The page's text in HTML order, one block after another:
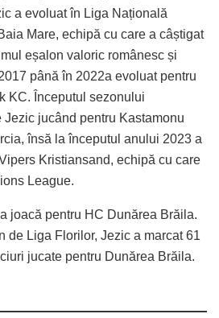
a evoluat în Liga Națională
Mare, echipă cu care a câștigat
eșalon valoric românesc și
până în 2022a evoluat pentru
KC. Începutul sezonului
Jezic jucând pentru Kastamonu
însă la începutul anului 2023 a
Kristiansand, echipă cu care
League.
joacă pentru HC Dunărea Brăila.
de Liga Florilor, Jezic a marcat 61
jucate pentru Dunărea Brăila.